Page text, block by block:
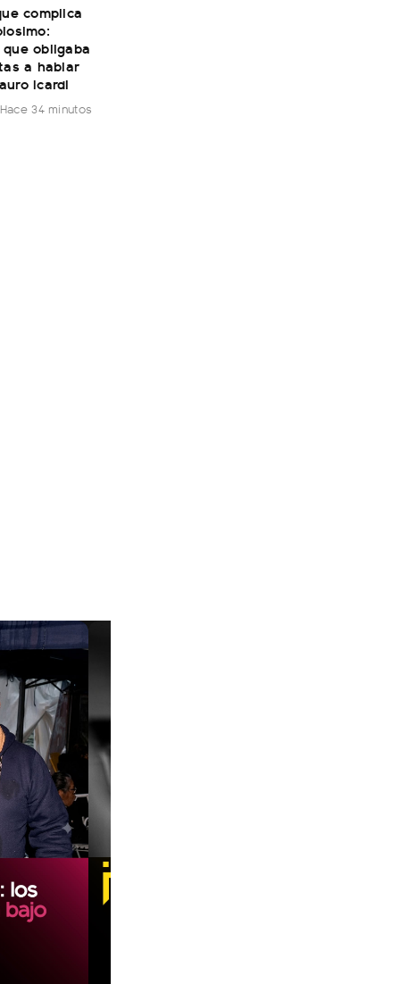
complica
obligaba
a hablar
Icardi
Hace 34 minutos